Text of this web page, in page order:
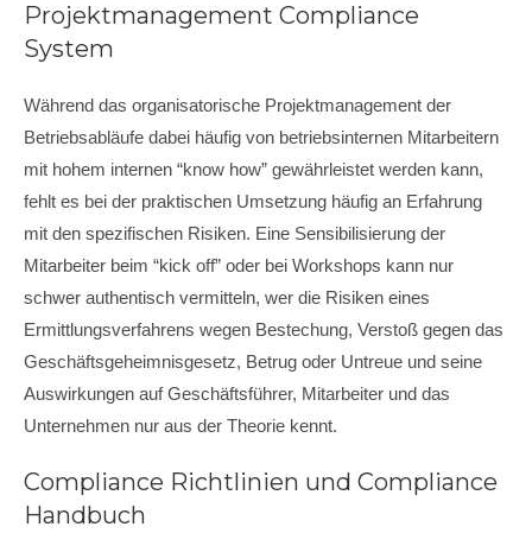
Projektmanagement Compliance
System
Während das organisatorische Projektmanagement der
Betriebsabläufe dabei häufig von betriebsinternen Mitarbeitern
mit hohem internen “know how” gewährleistet werden kann,
fehlt es bei der praktischen Umsetzung häufig an Erfahrung
mit den spezifischen Risiken. Eine Sensibilisierung der
Mitarbeiter beim “kick off” oder bei Workshops kann nur
schwer authentisch vermitteln, wer die Risiken eines
Ermittlungsverfahrens wegen Bestechung, Verstoß gegen das
Geschäftsgeheimnisgesetz, Betrug oder Untreue und seine
Auswirkungen auf Geschäftsführer, Mitarbeiter und das
Unternehmen nur aus der Theorie kennt.
Compliance Richtlinien und Compliance
Handbuch